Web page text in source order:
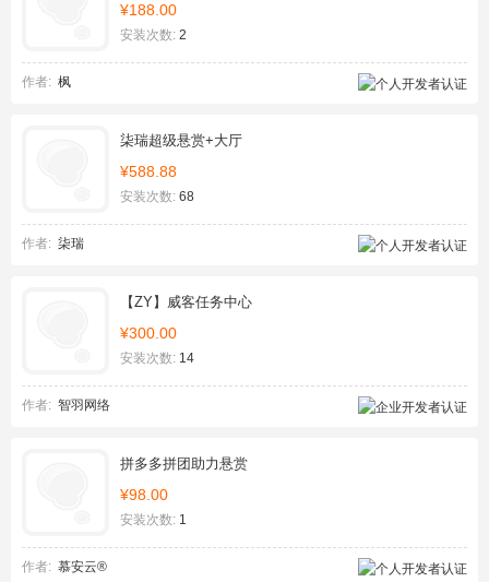
¥188.00
安装次数: 2
作者: 枫
柒瑞超级悬赏+大厅
¥588.88
安装次数: 68
作者: 柒瑞
【ZY】威客任务中心
¥300.00
安装次数: 14
作者: 智羽网络
拼多多拼团助力悬赏
¥98.00
安装次数: 1
作者: 慕安云®